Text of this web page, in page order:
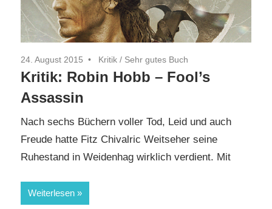
24. August 2015 Kritik / Sehr gutes Buch
Kritik: Robin Hobb – Fool’s
Assassin
Nach sechs Büchern voller Tod, Leid und auch
Freude hatte Fitz Chivalric Weitseher seine
Ruhestand in Weidenhag wirklich verdient. Mit
Weiterlesen